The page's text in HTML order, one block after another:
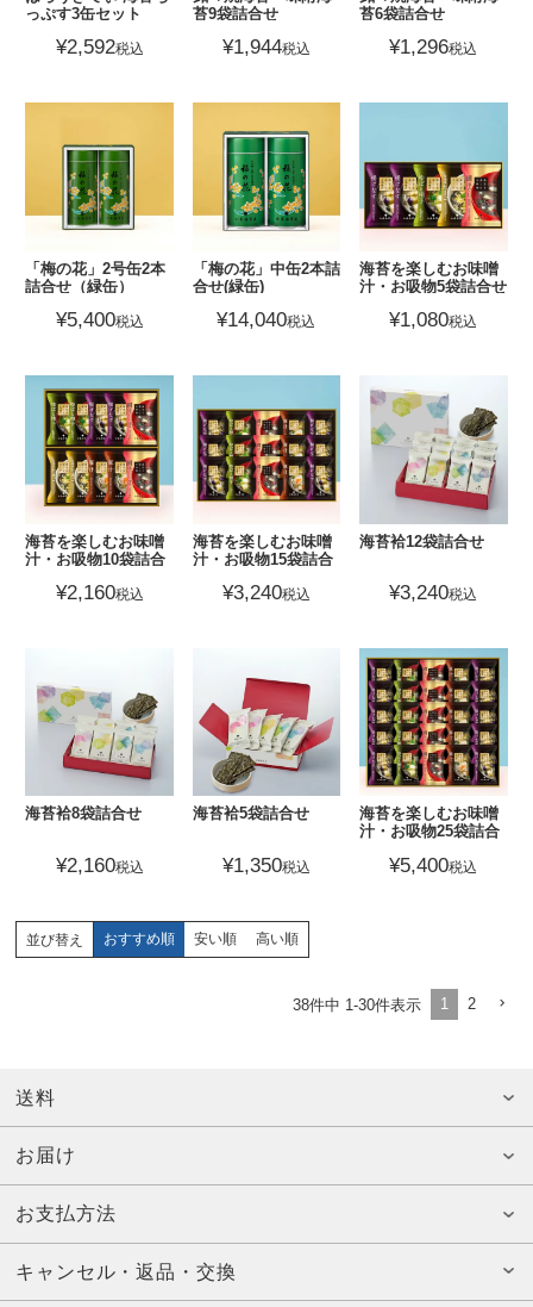
っぷす3缶セット
¥2,592税込
苔9袋詰合せ
¥1,944税込
苔6袋詰合せ
¥1,296税込
「梅の花」2号缶2本
詰合せ（緑缶）
¥5,400税込
「梅の花」中缶2本詰
合せ(緑缶)
¥14,040税込
海苔を楽しむお味噌
汁・お吸物5袋詰合せ
¥1,080税込
海苔を楽しむお味噌
汁・お吸物10袋詰合
¥2,160税込
海苔を楽しむお味噌
汁・お吸物15袋詰合
¥3,240税込
海苔袷12袋詰合せ
¥3,240税込
海苔袷8袋詰合せ
¥2,160税込
海苔袷5袋詰合せ
¥1,350税込
海苔を楽しむお味噌
汁・お吸物25袋詰合
¥5,400税込
並び替え おすすめ順 安い順 高い順
38件中 1-30件表示 1 2
送料
お届け
お支払方法
キャンセル・返品・交換